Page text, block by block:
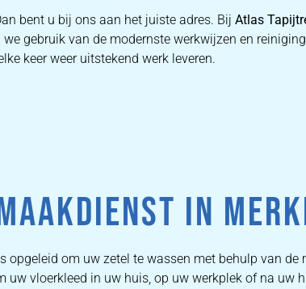
bent u bij ons aan het juiste adres. Bij Atlas
gebruik van de modernste werkwijzen en
keer weer uitstekend werk leveren.
IN
om uw zetel te wassen met behulp van
vloerkleed in uw huis, op uw werkplek of na uw